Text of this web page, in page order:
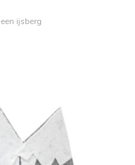
een ijsberg